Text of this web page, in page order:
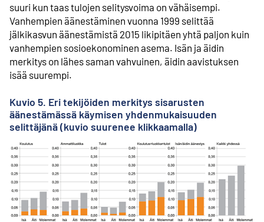
suuri kun taas tulojen selitysvoima on vähäisempi.
Vanhempien äänestäminen vuonna 1999 selittää
jälkikasvun äänestämistä 2015 likipitäen yhtä paljon kuin
vanhempien sosioekonominen asema. Isän ja äidin
merkitys on lähes saman vahvuinen, äidin aavistuksen
isää suurempi.
Kuvio 5. Eri tekijöiden merkitys sisarusten
äänestämässä käymisen yhdenmukaisuuden
selittäjänä (kuvio suurenee klikkaamalla)